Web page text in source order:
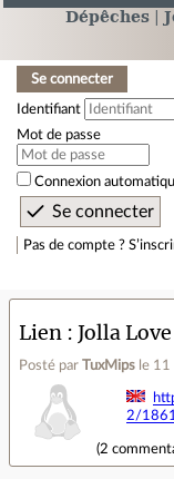
Dépêches
Se connecter
Identifiant
Mot de passe
Connexion
Pas de compte ?
Lien Jolla
Posté par TuxMips le
2/
(2